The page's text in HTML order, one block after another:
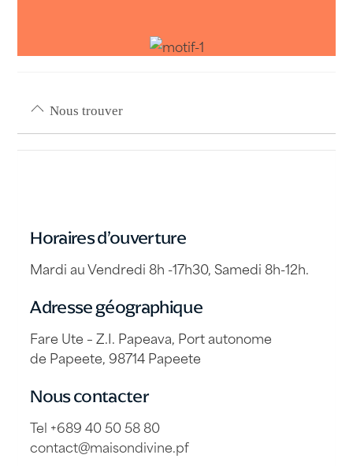
Nous trouver
Horaires d’ouverture
Mardi au Vendredi 8h -17h30, Samedi 8h-12h.
Adresse géographique
Fare Ute – Z.I. Papeava, Port autonome
de Papeete, 98714 Papeete
Nous contacter
Tel +689 40 50 58 80
contact@maisondivine.pf